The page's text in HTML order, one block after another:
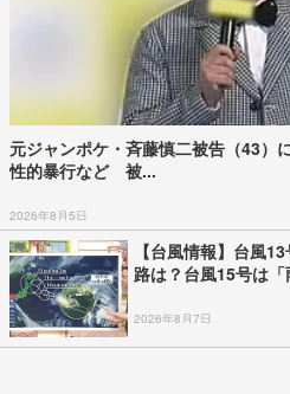
元ジャンポケ・斉藤慎二被告（43
性的暴行など 被...
2026年8月5日
【台風情報】台風
路は？台風15号は
2026年8月7日